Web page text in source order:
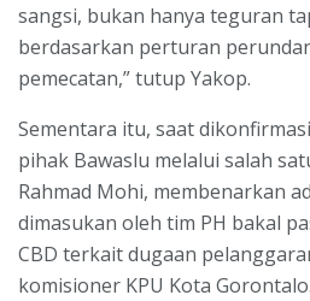
sangsi, bukan hanya teguran
berdasarkan perturan
pemecatan,” tutup Yakop.
Sementara itu, saat
pihak Bawaslu melalui salah
Rahmad Mohi, membenarkan
dimasukan oleh tim PH bakal
CBD terkait dugaan
komisioner KPU Kota